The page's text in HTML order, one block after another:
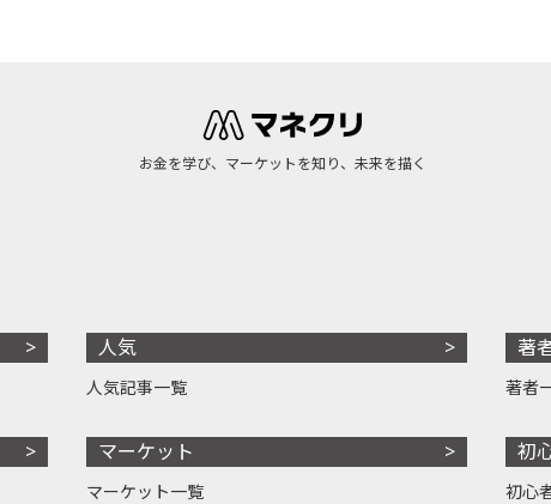
お金を学び、マーケットを知り、未来を描く
人気
人気記事一覧
マーケット
マーケット一覧
著
著者
初
初心